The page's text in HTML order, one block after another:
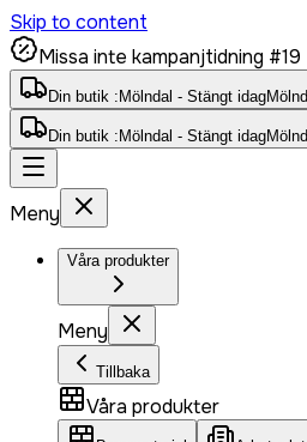
Skip to content
Missa inte kampanjtidning #19
Din butik : Mölndal - Stängt idag
Din butik : Mölndal - Stängt idag
Meny
Våra produkter
Meny
Tillbaka
Våra produkter